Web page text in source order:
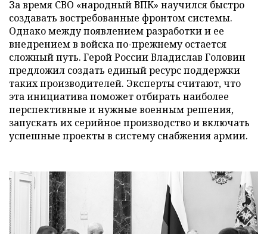
За время СВО «народный ВПК» научился быстро
создавать востребованные фронтом системы.
Однако между появлением разработки и ее
внедрением в войска по-прежнему остается
сложный путь. Герой России Владислав Головин
предложил создать единый ресурс поддержки
таких производителей. Эксперты считают, что
эта инициатива поможет отбирать наиболее
перспективные и нужные военным решения,
запускать их серийное производство и включать
успешные проекты в систему снабжения армии.